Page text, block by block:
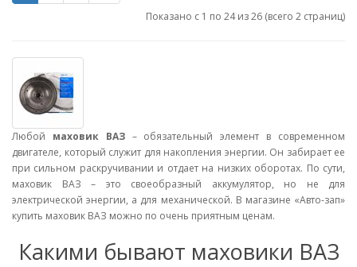
Показано с 1 по 24 из 26 (всего 2 страниц)
Любой маховик ВАЗ– обязательный элемент в современном
двигателе, который служит для накопления энергии. Он забирает ее
при сильном раскручивании и отдает на низких оборотах. По сути,
маховик ВАЗ – это своеобразный аккумулятор, но не для
электрической энергии, а для механической. В магазине «Авто-зап»
купить маховик ВАЗ можно по очень приятным ценам.
Какими бывают маховики ВАЗ